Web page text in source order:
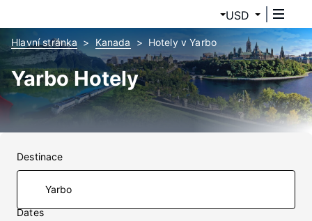
USD
Hlavní stránka Kanada Hotely v Yarbo
Yarbo Hotely
Destinace
Dates